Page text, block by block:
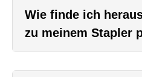
Wie finde ich
zu meinem Stapler